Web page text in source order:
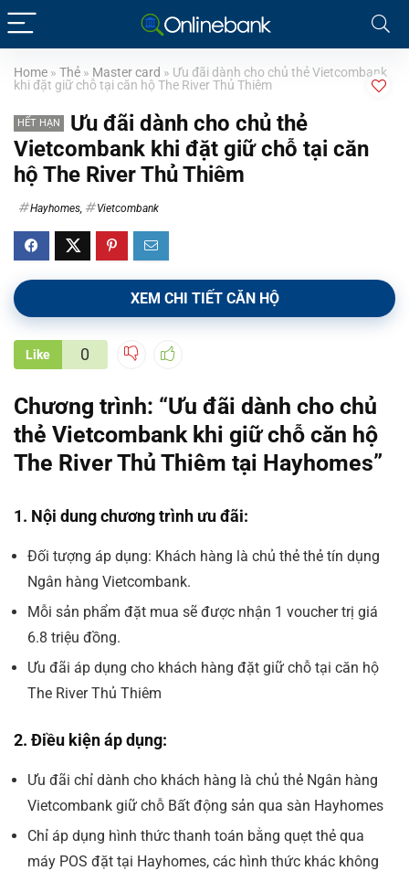
Home » Thẻ » Master card » Ưu đãi dành cho chủ thẻ Vietcombank
khi đặt giữ chỗ tại căn hộ The River Thủ Thiêm
HẾT HẠN
Ưu đãi dành cho chủ thẻ
Vietcombank khi đặt giữ chỗ tại căn
hộ The River Thủ Thiêm
Hayhomes, Vietcombank
XEM CHI TIẾT CĂN HỘ
Like 0
Chương trình: “Ưu đãi dành cho chủ
thẻ Vietcombank khi giữ chỗ căn hộ
The River Thủ Thiêm tại Hayhomes”
1. Nội dung chương trình ưu đãi:
Đối tượng áp dụng: Khách hàng là chủ thẻ thẻ tín dụng
Ngân hàng Vietcombank.
Mỗi sản phẩm đặt mua sẽ được nhận 1 voucher trị giá
6.8 triệu đồng.
Ưu đãi áp dụng cho khách hàng đặt giữ chỗ tại căn hộ
The River Thủ Thiêm
2. Điều kiện áp dụng:
Ưu đãi chỉ dành cho khách hàng là chủ thẻ Ngân hàng
Vietcombank giữ chỗ Bất động sản qua sàn Hayhomes
Chỉ áp dụng hình thức thanh toán bằng quẹt thẻ qua
máy POS đặt tại Hayhomes, các hình thức khác không